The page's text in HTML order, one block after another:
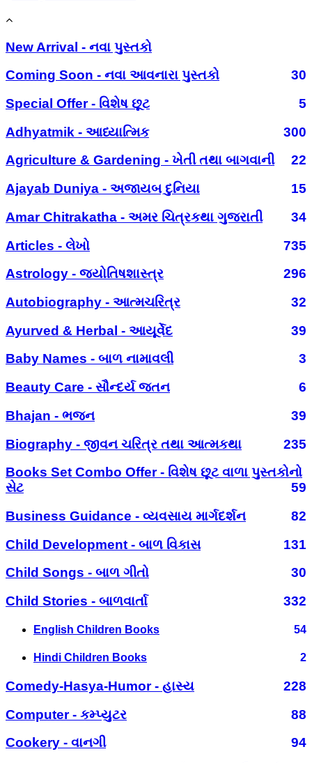
New Arrival - નવા પુસ્તકો
Coming Soon - નવા આવનારા પુસ્તકો
30
Special Offer - વિશેષ છૂટ
5
Adhyatmik - આધ્યાત્મિક
300
Agriculture & Gardening - ખેતી તથા બાગવાની
22
Ajayab Duniya - અજાયબ દુનિયા
15
Amar Chitrakatha - અમર ચિત્રકથા ગુજરાતી
34
Articles - લેખો
735
Astrology - જ્યોતિષશાસ્ત્ર
296
Autobiography - આત્મચરિત્ર
32
Ayurved & Herbal - આયૂર્વેદ
39
Baby Names - બાળ નામાવલી
3
Beauty Care - સૌન્દર્ય જતન
6
Bhajan - ભજન
39
Biography - જીવન ચરિત્ર તથા આત્મકથા
235
Books Set Combo Offer - વિશેષ છૂટ વાળા પુસ્તકોનો
સેટ
59
Business Guidance - વ્યવસાય માર્ગદર્શન
82
Child Development - બાળ વિકાસ
131
Child Songs - બાળ ગીતો
30
Child Stories - બાળવાર્તા
332
English Children Books 54
Hindi Children Books 2
Comedy-Hasya-Humor - હાસ્ય
228
Computer - કમ્પ્યુટર
88
Cookery - વાનગી
94